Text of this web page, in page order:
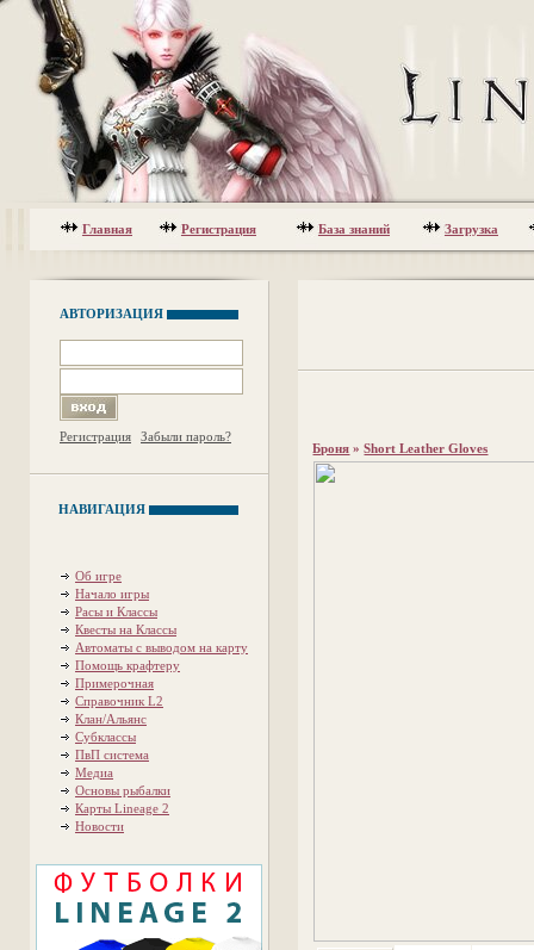
Главная Регистрация База знаний Загрузка
АВТОРИЗАЦИЯ
Регистрация Забыли пароль?
НАВИГАЦИЯ
Об игре
Начало игры
Расы и Классы
Квесты на Классы
Автоматы с выводом на карту
Помощь крафтеру
Примерочная
Справочник L2
Клан/Альянс
Субклассы
ПвП система
Медиа
Основы рыбалки
Карты Lineage 2
Новости
Броня »Short Leather Gloves